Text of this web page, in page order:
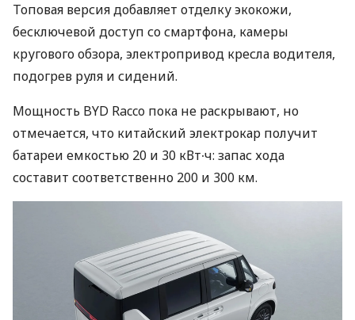
Топовая версия добавляет отделку экокожи,
бесключевой доступ со смартфона, камеры
кругового обзора, электропривод кресла водителя,
подогрев руля и сидений.
Мощность BYD Racco пока не раскрывают, но
отмечается, что китайский электрокар получит
батареи емкостью 20 и 30 кВт∙ч: запас хода
составит соответственно 200 и 300 км.